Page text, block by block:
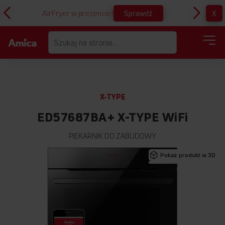
AirFryer w prezencie! Sprawdź X
X-TYPE
ED57687BA+ X-TYPE WiFi
PIEKARNIK DO ZABUDOWY
Pokaż produkt w 3D